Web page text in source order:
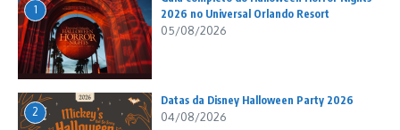
1
2026 no Universal Orlando Resort
05/08/2026
2
Datas da Disney Halloween Party 2026
04/08/2026